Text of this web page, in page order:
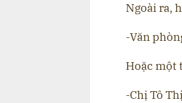
Ngoài ra,
-Văn
Hoặc một
-Chị Tô